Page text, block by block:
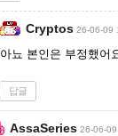
Cryptos 26-06-09
아뇨 본인은 부정했어
답글
AssaSeries 26-06-